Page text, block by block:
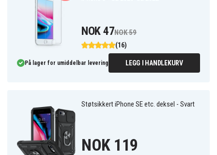
(16)
NOK 47NOK 59
På lager for umiddelbar levering LEGG I HANDLEKURV
Støtsikkert iPhone SE etc. deksel - Svart
NOK 119